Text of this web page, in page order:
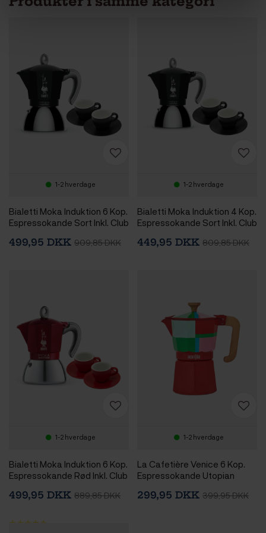
1-2 hverdage
Bialetti Moka Induktion 6 Kop.
Espressokande Sort Inkl. Club
Underkop Mat Sort 7 cl 2 Stk
499,95 DKK 909,85 DKK
1-2 hverdage
Bialetti Moka Induktion 4 Kop.
Espressokande Sort Inkl. Club
Underkop Mat Sort 7 cl 2 Stk
449,95 DKK 809,85 DKK
1-2 hverdage
Bialetti Moka Induktion 6 Kop.
Espressokande Rød Inkl. Club
Underkop Mat Rød 7 cl 2 Stk
499,95 DKK 889,85 DKK
1-2 hverdage
La Cafetière Venice 6 Kop.
Espressokande Utopian
299,95 DKK 399,95 DKK